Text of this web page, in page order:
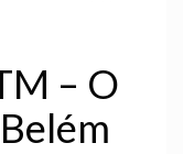
– O